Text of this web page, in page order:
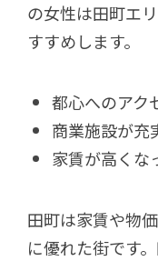
の女性は田町エ
すすめします。
都心へのアク
商業施設が充
家賃が高くな
田町は家賃や物
に優れた街です